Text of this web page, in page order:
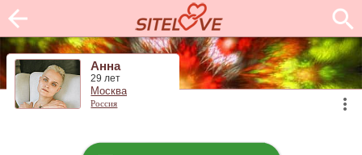
Анна
29 лет
Москва
Россия